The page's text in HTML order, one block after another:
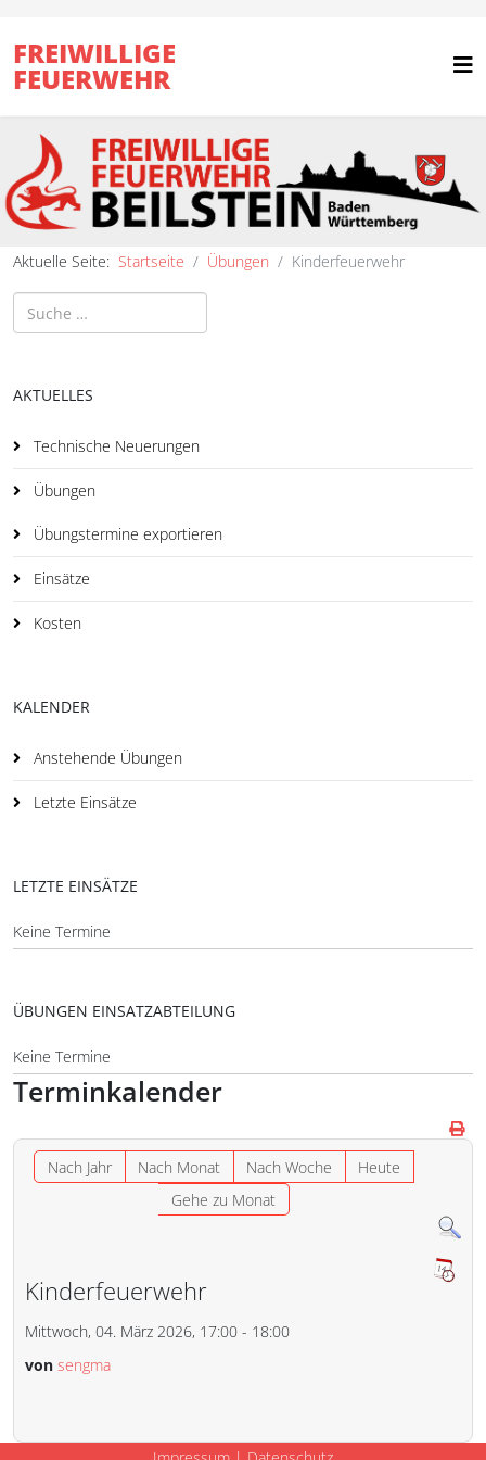
FREIWILLIGE
FEUERWEHR
Aktuelle Seite: Startseite Übungen Kinderfeuerwehr
Suchen
AKTUELLES
Technische Neuerungen
Übungen
Übungstermine exportieren
Einsätze
Kosten
KALENDER
Anstehende Übungen
Letzte Einsätze
LETZTE EINSÄTZE
Keine Termine
ÜBUNGEN EINSATZABTEILUNG
Keine Termine
Terminkalender
Nach Jahr Nach Monat Nach Woche
Heute
Gehe zu Monat
Kinderfeuerwehr
Mittwoch, 04. März 2026, 17:00 - 18:00
von sengma